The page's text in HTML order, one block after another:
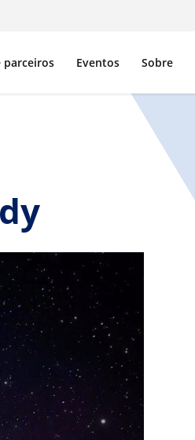
parceiros Eventos Sobre